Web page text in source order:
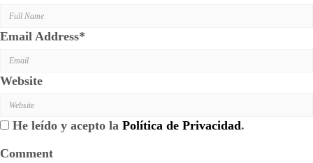
Email Address*
Website
He leído y acepto la Política de Privacidad.
Comment